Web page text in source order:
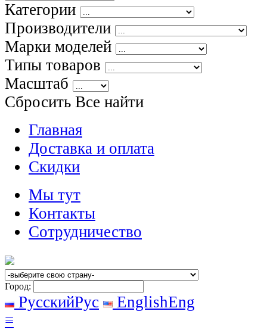
Категории
Производители
Марки моделей
Типы товаров
Масштаб
Сбросить Все найти
Главная
Доставка и оплата
Скидки
Мы тут
Контакты
Сотрудничество
Город:
РусскийРус EnglishEng
≡